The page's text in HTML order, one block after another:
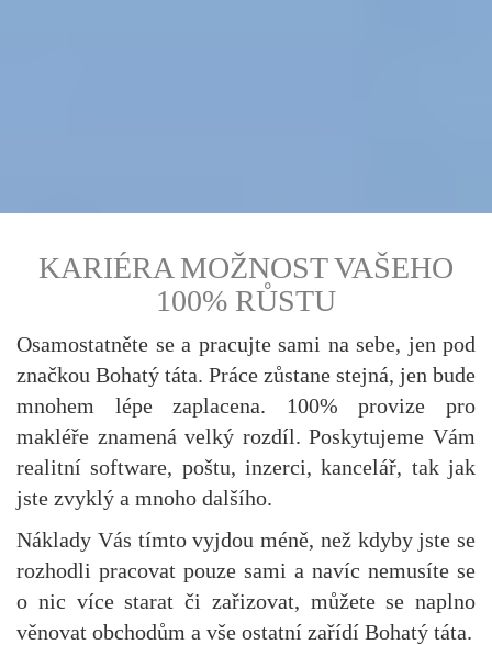
KARIÉRA MOŽNOST VAŠEHO
100% RŮSTU
Osamostatněte se a pracujte sami na sebe, jen pod
značkou Bohatý táta. Práce zůstane stejná, jen bude
mnohem lépe zaplacena. 100% provize pro
makléře znamená velký rozdíl. Poskytujeme Vám
realitní software, poštu, inzerci, kancelář, tak jak
jste zvyklý a mnoho dalšího.
Náklady Vás tímto vyjdou méně, než kdyby jste se
rozhodli pracovat pouze sami a navíc nemusíte se
o nic více starat či zařizovat, můžete se naplno
věnovat obchodům a vše ostatní zařídí Bohatý táta.